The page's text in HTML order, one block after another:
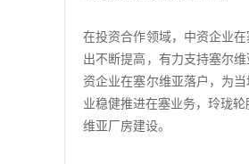
在投资合作领域，中资企业
出不断提高，有力支持塞尔
资企业在塞尔维亚落户，为
业稳健推进在塞业务，玲珑
维亚厂房建设。